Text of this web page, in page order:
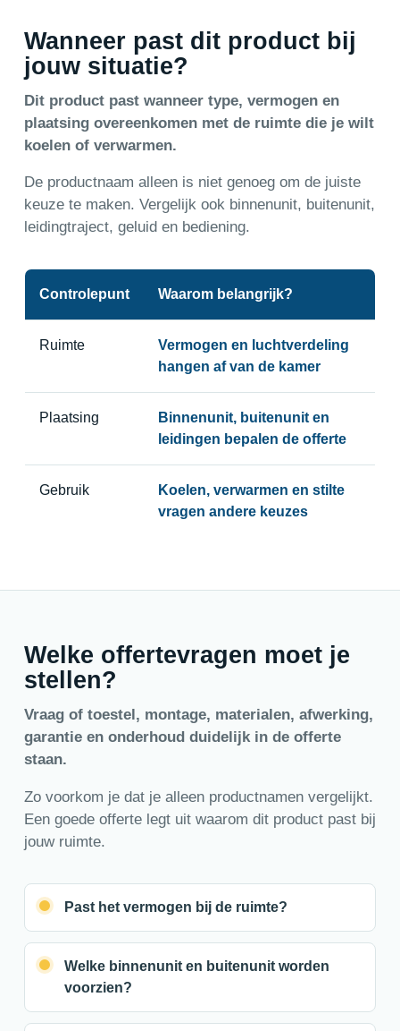
Wanneer past dit product bij
jouw situatie?
Dit product past wanneer type, vermogen en
plaatsing overeenkomen met de ruimte die je wilt
koelen of verwarmen.
De productnaam alleen is niet genoeg om de juiste
keuze te maken. Vergelijk ook binnenunit, buitenunit,
leidingtraject, geluid en bediening.
Controlepunt Waarom belangrijk?
Ruimte
Vermogen en luchtverdeling
hangen af van de kamer
Plaatsing
Binnenunit, buitenunit en
leidingen bepalen de offerte
Gebruik
Koelen, verwarmen en stilte
vragen andere keuzes
Welke offertevragen moet je
stellen?
Vraag of toestel, montage, materialen, afwerking,
garantie en onderhoud duidelijk in de offerte
staan.
Zo voorkom je dat je alleen productnamen vergelijkt.
Een goede offerte legt uit waarom dit product past bij
jouw ruimte.
Past het vermogen bij de ruimte?
Welke binnenunit en buitenunit worden
voorzien?